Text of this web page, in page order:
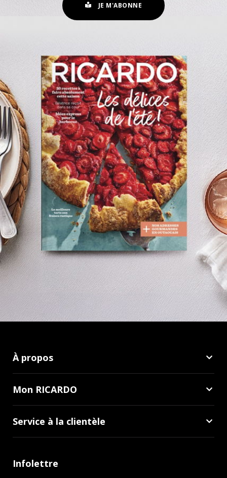
JE M'ABONNE
À propos
Mon RICARDO
Service à la clientèle
Infolettre